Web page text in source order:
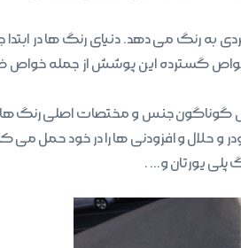
به رنگ می دهد. دنیای رنگ ها در
خواص گسترده این پوشش از جمله
و حلال و افزودنی ها را در خود حمل